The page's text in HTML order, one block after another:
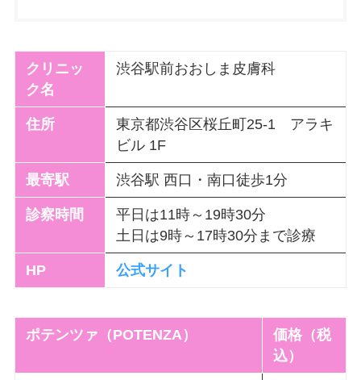
クリニッ
ク名
渋谷駅前おおしま皮膚科
住所
東京都渋谷区桜丘町25-1 アラキ
ビル 1F
最寄駅 渋谷駅 西口・南口徒歩1分
診察時間
平日は11時～19時30分
土日は9時～17時30分まで診療
HP 公式サイト
ポテンツァ（POTENZA）
価格（税
込）